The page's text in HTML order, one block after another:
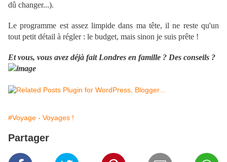
dû changer...).
Le programme est assez limpide dans ma tête, il ne reste qu'un
tout petit détail à régler : le budget, mais sinon je suis prête !
Et vous, vous avez déjà fait Londres en famille ? Des conseils ?
#Voyage - Voyages !
Partager